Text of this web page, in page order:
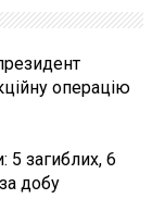
операцію
5 загиблих, 6
добу